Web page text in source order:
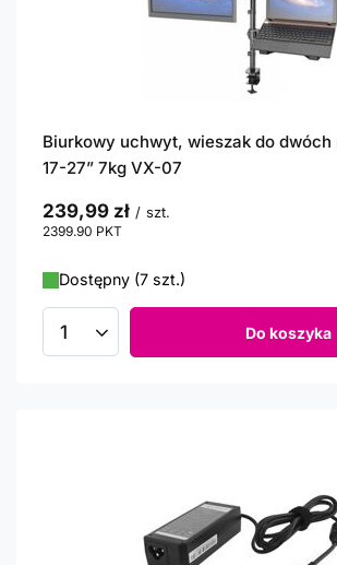
Biurkowy uchwyt, wieszak do dwóch
17-27” 7kg VX-07
239,99 zł / szt.
2399.90 PKT
Dostępny (7 szt.)
Ilość produktów Do koszyka